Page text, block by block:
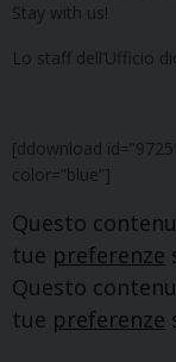
Stay with us!
Lo staff dell’Ufficio
[ddownload
color=”blue”]
Questo
tue preferenze
Questo
tue preferenze